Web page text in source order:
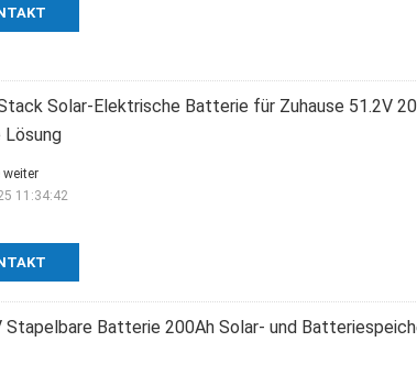
Solar-Elektrische Batterie für Zuhause 51.2V
Lösung
weiter
11:34:42
Stapelbare Batterie 200Ah Solar- und